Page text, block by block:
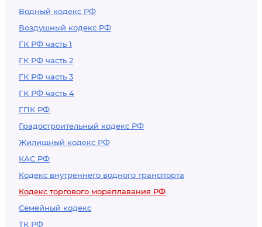
Водный кодекс РФ
Воздушный кодекс РФ
ГК РФ часть 1
ГК РФ часть 2
ГК РФ часть 3
ГК РФ часть 4
ГПК РФ
Градостроительный кодекс РФ
Жилищный кодекс РФ
КАС РФ
Кодекс внутреннего водного транспорта
Кодекс торгового мореплавания РФ
Семейный кодекс
ТК РФ